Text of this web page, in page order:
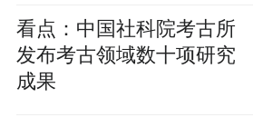
看点：中国社科院考古所
发布考古领域数十项研究
成果